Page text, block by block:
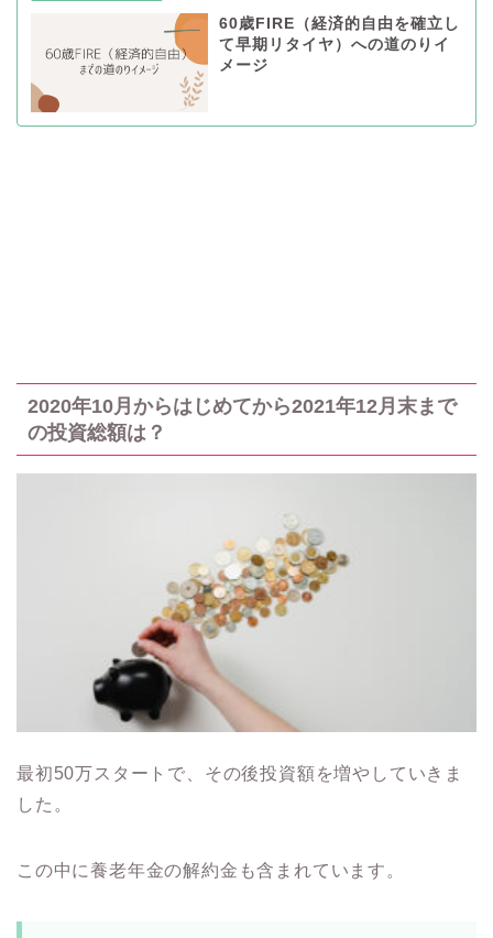
60歳FIRE（経済的自由を確立し
て早期リタイヤ）への道のりイ
メージ
2020年10月からはじめてから2021年12月末まで
の投資総額は？
最初50万スタートで、その後投資額を増やしていきま
した。
この中に養老年金の解約金も含まれています。